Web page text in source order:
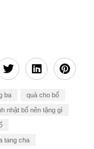
ba quà cho bố
nhật bố nên tặng gì
tang cha